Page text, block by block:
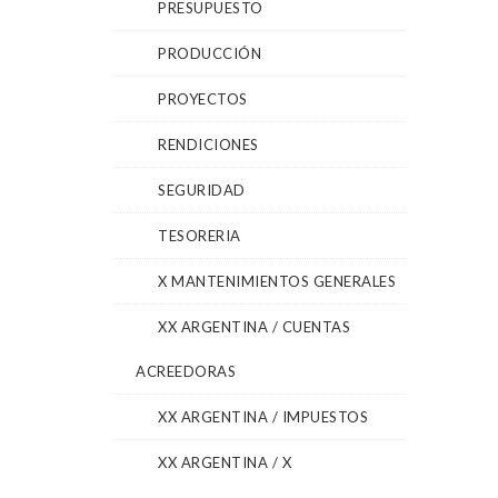
PRESUPUESTO
PRODUCCIÓN
PROYECTOS
RENDICIONES
SEGURIDAD
TESORERIA
X MANTENIMIENTOS GENERALES
XX ARGENTINA / CUENTAS
ACREEDORAS
XX ARGENTINA / IMPUESTOS
XX ARGENTINA / X